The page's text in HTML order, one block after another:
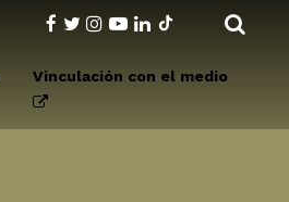
Vinculación con el medio